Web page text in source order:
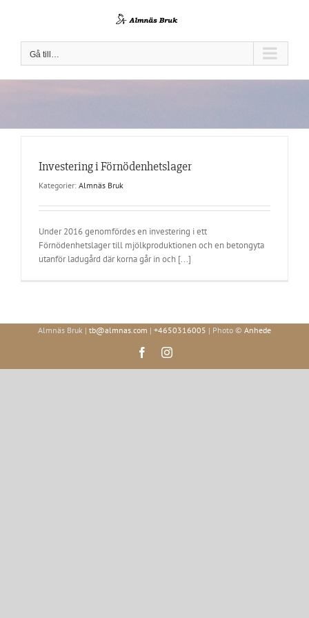
Gå till…
Investering i Förnödenhetslager
Kategorier: Almnäs Bruk
Under 2016 genomfördes en investering i ett
Förnödenhetslager till mjölkproduktionen och en betongyta
utanför ladugård där korna går in och [...]
Almnäs Bruk | tb@almnas.com | +4650316005 | Photo © Anhede
FacebookInstagram